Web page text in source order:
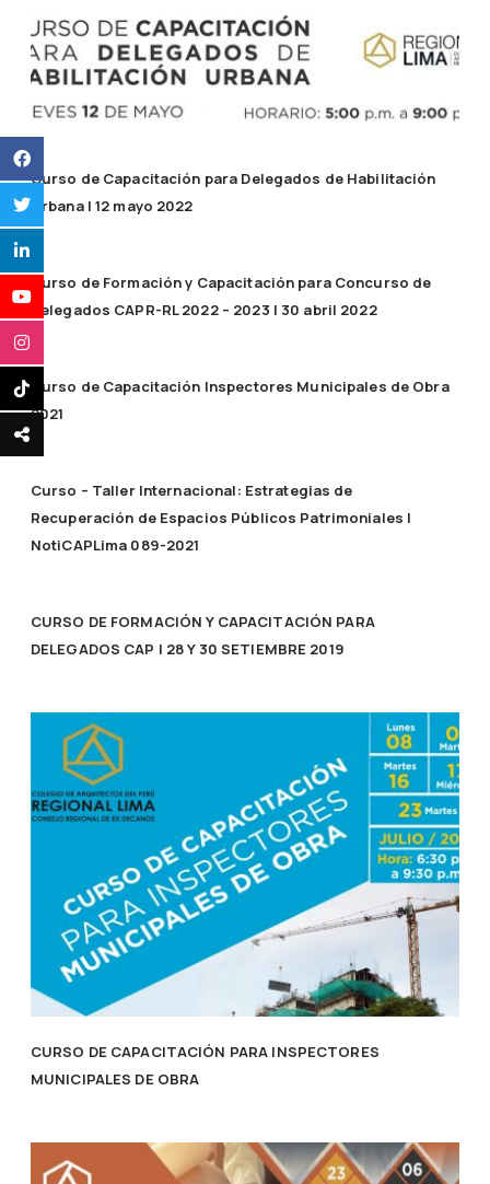
Curso de Capacitación para Delegados de Habilitación
Urbana | 12 mayo 2022
Curso de Formación y Capacitación para Concurso de
Delegados CAPR-RL 2022 – 2023 | 30 abril 2022
Curso de Capacitación Inspectores Municipales de Obra
2021
Curso – Taller Internacional: Estrategias de
Recuperación de Espacios Públicos Patrimoniales |
NotiCAPLima 089-2021
CURSO DE FORMACIÓN Y CAPACITACIÓN PARA
DELEGADOS CAP | 28 Y 30 SETIEMBRE 2019
CURSO DE CAPACITACIÓN PARA INSPECTORES
MUNICIPALES DE OBRA